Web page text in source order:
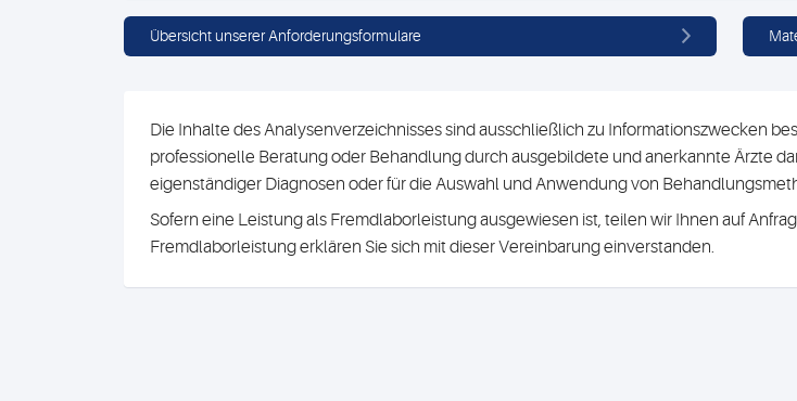
Übersicht unserer Anforderungsformulare
Die Inhalte des Analysenverzeichnisses sind ausschließlich zu Informationszwecken
professionelle Beratung oder Behandlung durch ausgebildete und anerkannte Ärzte
eigenständiger Diagnosen oder für die Auswahl und Anwendung von
Sofern eine Leistung als Fremdlaborleistung ausgewiesen ist, teilen wir Ihnen auf
Fremdlaborleistung erklären Sie sich mit dieser Vereinbarung einverstanden.